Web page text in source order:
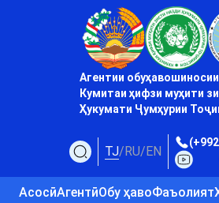
Агентии обуҳавошиносии
Кумитаи ҳифзи муҳити
Ҳукумати Ҷумҳурии
TJ/RU/EN
АсосӣАгентӣОбу ҳавоФаъолият